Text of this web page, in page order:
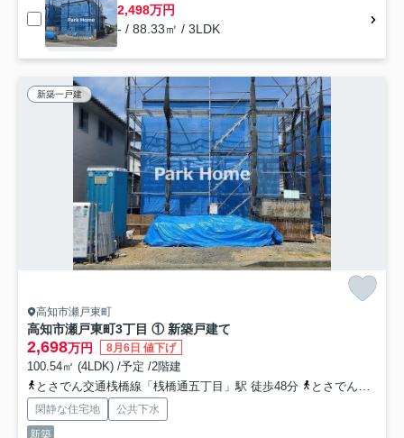
2,498万円
- / 88.33㎡ / 3LDK
新築一戸建
高知市瀬戸東町
高知市瀬戸東町3丁目 ① 新築戸建て
2,698万円 8月6日 値下げ
100.54㎡ (4LDK) /予定 /2階建
とさでん交通桟橋線「桟橋通五丁目」駅 徒歩48分
とさでん交通「団地南口」バス停下車 徒歩4分
閑静な住宅地
公共下水
新築